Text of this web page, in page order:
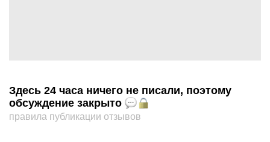
Здесь 24 часа ничего не писали, поэтому
обсуждение закрыто
правила публикации отзывов